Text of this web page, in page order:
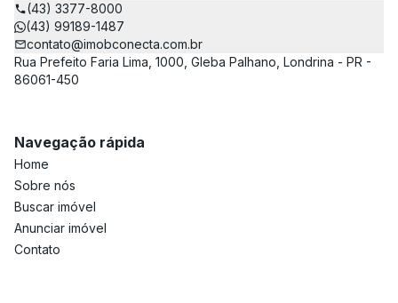
(43) 3377-8000
(43) 99189-1487
contato@imobconecta.com.br
Rua Prefeito Faria Lima, 1000, Gleba Palhano, Londrina - PR -
86061-450
Navegação rápida
Home
Sobre nós
Buscar imóvel
Anunciar imóvel
Contato